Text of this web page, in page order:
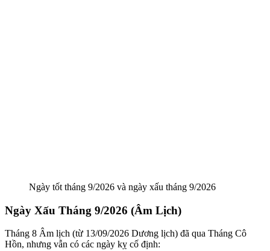
Ngày tốt tháng 9/2026 và ngày xấu tháng 9/2026
Ngày Xấu Tháng 9/2026 (Âm Lịch)
Tháng 8 Âm lịch (từ 13/09/2026 Dương lịch) đã qua Tháng Cô
Hồn, nhưng vẫn có các ngày kỵ cố định: